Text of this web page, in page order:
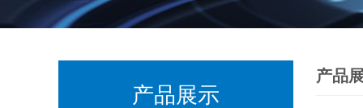
产品展示
产品